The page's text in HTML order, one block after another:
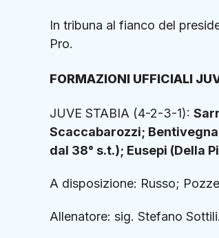
In tribuna al fianco del
Pro.
FORMAZIONI UFFICIALI
JUVE STABIA (4-2-3-1):
Scaccabarozzi; Bentivegna
dal 38° s.t.); Eusepi (Della
A disposizione: Russo;
Allenatore: sig. Stefano Sottili.